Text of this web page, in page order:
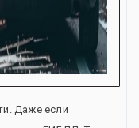
Даже если